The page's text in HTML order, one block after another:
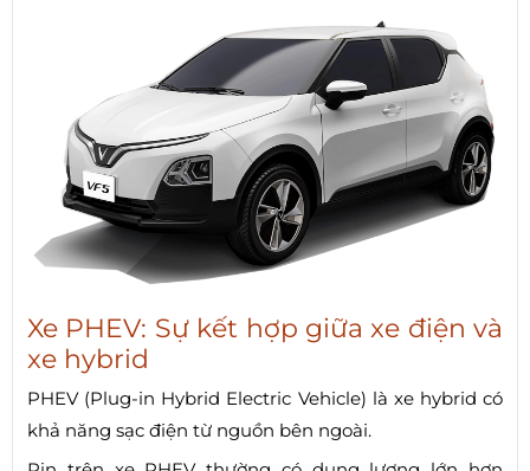
Xe PHEV: Sự kết hợp giữa xe điện và
xe hybrid
PHEV (Plug-in Hybrid Electric Vehicle) là xe hybrid có
khả năng sạc điện từ nguồn bên ngoài.